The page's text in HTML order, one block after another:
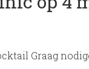
Graag